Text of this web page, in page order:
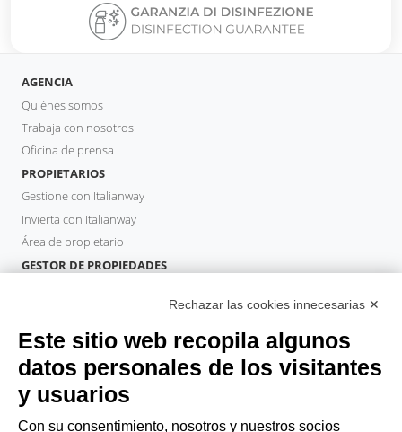
AGENCIA
Quiénes somos
Trabaja con nosotros
Oficina de prensa
PROPIETARIOS
Gestione con Italianway
Invierta con Italianway
Área de propietario
GESTOR DE PROPIEDADES
HUÉSPEDES
Reserve una estancia
Estancias largas
Experiencias para los Huéspedes
Descuentos para husespedes
Rechazar las cookies innecesarias ✕
Este sitio web recopila algunos
datos personales de los visitantes
y usuarios
Con su consentimiento, nosotros y nuestros socios